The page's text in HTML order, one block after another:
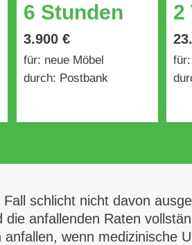
6 Stunden
3.900 €
für: neue Möbel
durch: Postbank
2
schlicht nicht davon
anfallenden Raten
wenn medizinische